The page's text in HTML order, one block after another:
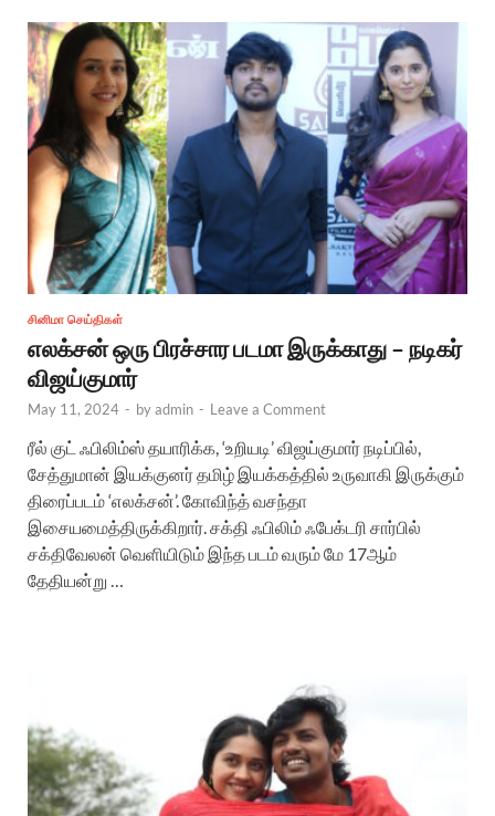
சினிமா செய்திகள்
எலக்சன் ஒரு பிரச்சார படமா இருக்காது – நடிகர்
விஜய்குமார்
May 11, 2024 - byadmin - Leave a Comment
ரீல் குட் ஃபிலிம்ஸ் தயாரிக்க, ‘உறியடி’ விஜய்குமார் நடிப்பில்,
சேத்துமான் இயக்குனர் தமிழ் இயக்கத்தில் உருவாகி இருக்கும்
திரைப்படம் ‘எலக்சன்’. கோவிந்த் வசந்தா
இசையமைத்திருக்கிறார். சக்தி ஃபிலிம் ஃபேக்டரி சார்பில்
சக்திவேலன் வெளியிடும் இந்த படம் வரும் மே 17ஆம்
தேதியன்று …